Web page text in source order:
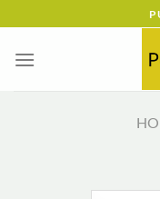
naar
inhoud